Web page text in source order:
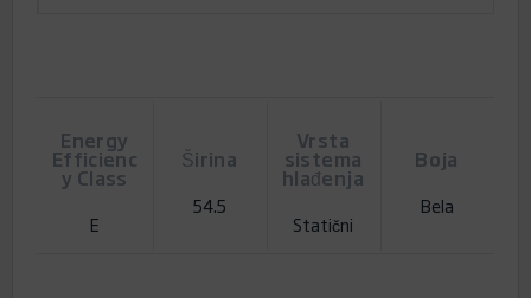
Energy
Efficienc
y Class
E
Širina
54.5
Vrsta
sistema
hlađenja
Statični
Boja
Bela